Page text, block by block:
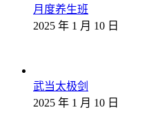
月度养生班
2025 年 1 月 10 日
武当太极剑
2025 年 1 月 10 日